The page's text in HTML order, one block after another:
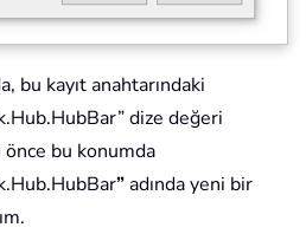
bu kayıt anahtarındaki
dize değeri
bu konumda
”adında yeni bir